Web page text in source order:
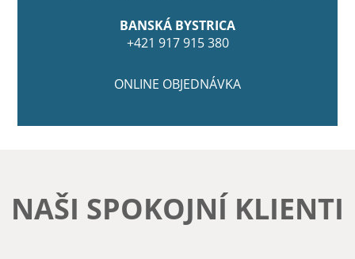
BANSKÁ BYSTRICA
+421 917 915 380
ONLINE OBJEDNÁVKA
NAŠI SPOKOJNÍ KLIENTI